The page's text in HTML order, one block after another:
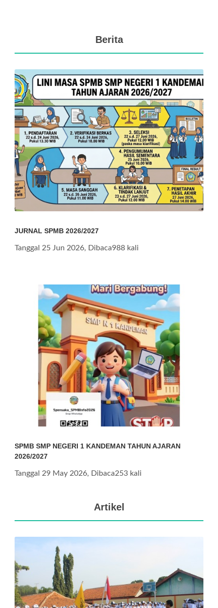
Berita
JURNAL SPMB 2026/2027
Tanggal 25 Jun 2026, Dibaca988 kali
SPMB SMP NEGERI 1 KANDEMAN TAHUN AJARAN
2026/2027
Tanggal 29 May 2026, Dibaca253 kali
Artikel